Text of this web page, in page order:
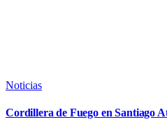
Noticias
Cordillera de Fuego en Santiago